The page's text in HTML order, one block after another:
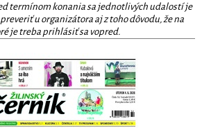
termínom konania sa jednotlivých udalostí je
u organizátora aj z toho dôvodu, že na
je treba prihlásiť sa vopred.